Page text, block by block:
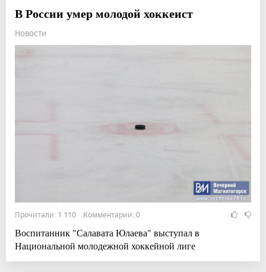
В России умер молодой хоккеист
Новости
Прочитали: 1 110 Комментарии: 0
Воспитанник "Салавата Юлаева" выступал в
Национальной молодежной хоккейной лиге